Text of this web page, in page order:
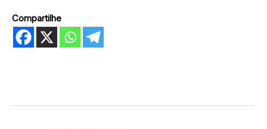
Compartilhe